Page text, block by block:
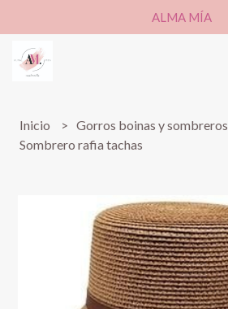
ALMA MÍA
Inicio Gorros boinas y sombreros
Sombrero rafia tachas